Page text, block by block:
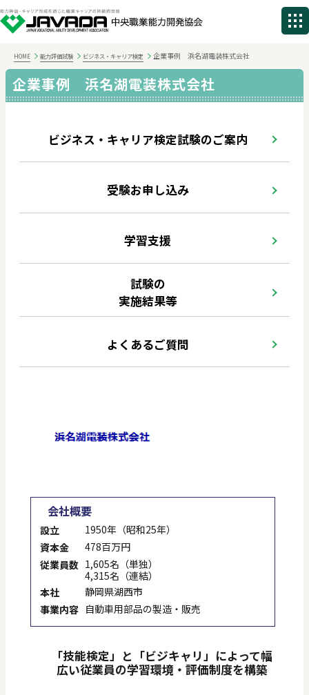
HOME 能力評価試験 ビジネス・キャリア検定 企業事例 浜名湖電装株式会社
企業事例 浜名湖電装株式会社
ビジネス・キャリア検定試験のご案内
受験お申し込み
学習支援
試験の
実施結果等
よくあるご質問
会社概要
設立
1950年（昭和25年）
資本金
478百万円
従業員数 1,605名（単独）
4,315名（連結）
本社
静岡県湖西市
事業内容 自動車用部品の製造・販売
「技能検定」と「ビジキャリ」によって幅
広い従業員の学習環境・評価制度を構築